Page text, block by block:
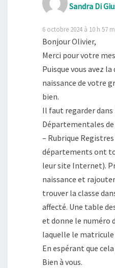
Sandra Di
6 octobre 2024 à 10 h 57
Bonjour Olivier,
Merci pour votre
Puisque vous avez
naissance de votre
bien.
Il faut regarder dans
Départementales de
– Rubrique
départements ont
leur site Internet).
naissance et
trouver la classe
affecté. Une table
et donne le numéro
laquelle le matricule
En espérant que
Bien à vous.